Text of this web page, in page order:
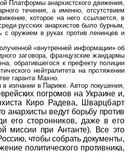
Платформы анархистского движения,
течения, а именно, отсутствием
которое на него ссылается, в
русских анархистов было бурным,
с оружием в руках против ленинцев и
«внутренней информации» об
заговора, французские жандармы
обратившегося к префекту полиции
нейтралитета на протяжении
гаранта Махно.
в изгнании в Париже. Автор покушения,
погромов на Украине и,
Киро Радева, Шварцбарт
анархисты ведут борьбу против
его сторонников, даже в его
миссии при Антанте). Все это
чтобы собрать документы,
политического противника,